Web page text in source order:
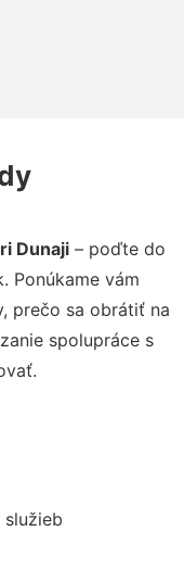
Dunaji– poďte do
Ponúkame vám
prečo sa obrátiť na
spolupráce s